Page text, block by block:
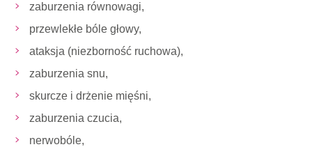
zaburzenia równowagi,
przewlekłe bóle głowy,
ataksja (niezborność ruchowa),
zaburzenia snu,
skurcze i drżenie mięśni,
zaburzenia czucia,
nerwobóle,